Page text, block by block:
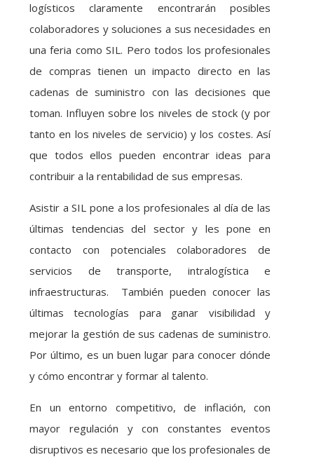
logísticos claramente encontrarán posibles
colaboradores y soluciones a sus necesidades en
una feria como SIL. Pero todos los profesionales
de compras tienen un impacto directo en las
cadenas de suministro con las decisiones que
toman. Influyen sobre los niveles de stock (y por
tanto en los niveles de servicio) y los costes. Así
que todos ellos pueden encontrar ideas para
contribuir a la rentabilidad de sus empresas.
Asistir a SIL pone a los profesionales al día de las
últimas tendencias del sector y les pone en
contacto con potenciales colaboradores de
servicios de transporte, intralogística e
infraestructuras. También pueden conocer las
últimas tecnologías para ganar visibilidad y
mejorar la gestión de sus cadenas de suministro.
Por último, es un buen lugar para conocer dónde
y cómo encontrar y formar al talento.
En un entorno competitivo, de inflación, con
mayor regulación y con constantes eventos
disruptivos es necesario que los profesionales de